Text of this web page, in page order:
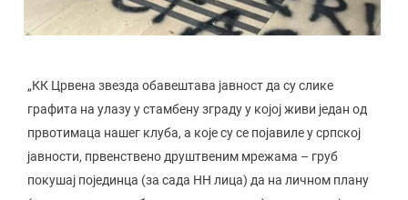
„КК Црвена звезда обавештава јавност да су слике
графита на улазу у стамбену зграду у којој живи један од
првотимаца нашег клуба, а које су се појавиле у српској
јавности, првенствено друштвеним мрежама – груб
покушај појединца (за сада НН лица) да на личном плану